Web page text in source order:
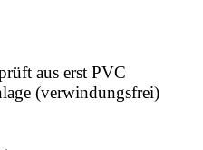
aus erst PVC
(verwindungsfrei)